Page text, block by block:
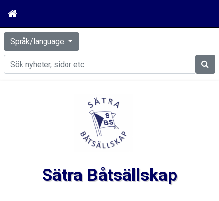
Språk/language
Sök
Sätra Båtsällskap